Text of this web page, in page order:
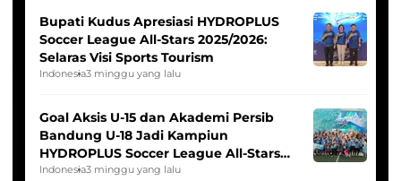
Bupati Kudus Apresiasi HYDROPLUS
Soccer League All-Stars 2025/2026:
Selaras Visi Sports Tourism
Indonesia3 minggu yang lalu
Goal Aksis U-15 dan Akademi Persib
Bandung U-18 Jadi Kampiun
HYDROPLUS Soccer League All-Stars
2025/2026
Indonesia3 minggu yang lalu